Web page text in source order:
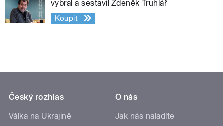
vybral a sestavil Zdeněk Truhlář
Koupit
Český rozhlas
Válka na Ukrajině
O nás
Jak nás naladíte